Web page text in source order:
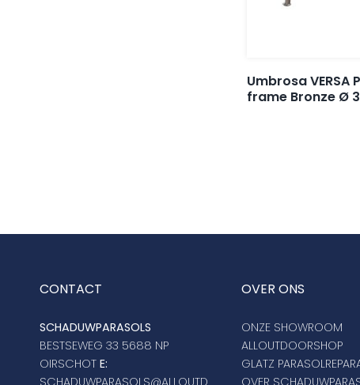
Umbrosa
frame Bronze Ø
CONTACT
SCHADUWPARASOLS
BESTSEWEG 33 5688 NP
OIRSCHOT E:
OVER ONS
ONZE SHOWROOM
ALLOUTDOORSHOP
GLATZ